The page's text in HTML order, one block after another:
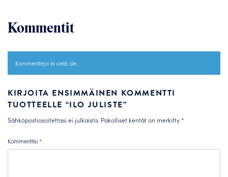
Kommentit
Kommentteja ei vielä ole.
KIRJOITA ENSIMMÄINEN KOMMENTTI
TUOTTEELLE “ILO JULISTE”
Sähköpostiosoitettasi ei julkaista. Pakolliset kentät on merkitty*
Kommenttisi*